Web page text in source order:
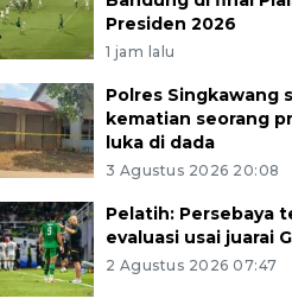
Presiden 2026
1 jam lalu
Polres Singkawang
kematian seorang
luka di dada
3 Agustus 2026 20:08
Pelatih: Persebaya
evaluasi usai juarai
2 Agustus 2026 07:47